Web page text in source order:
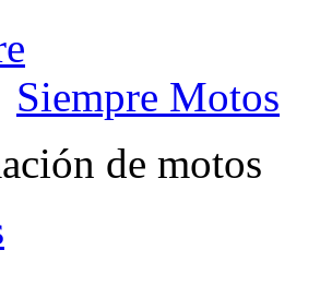
Siempre Motos
de motos